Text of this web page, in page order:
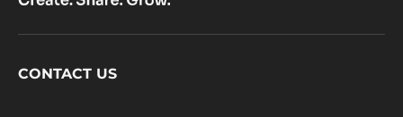
Footer
CONTACT US